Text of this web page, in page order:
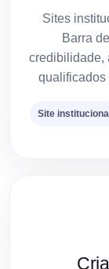
Sites
Barra
credibilidade,
qualificados
Site